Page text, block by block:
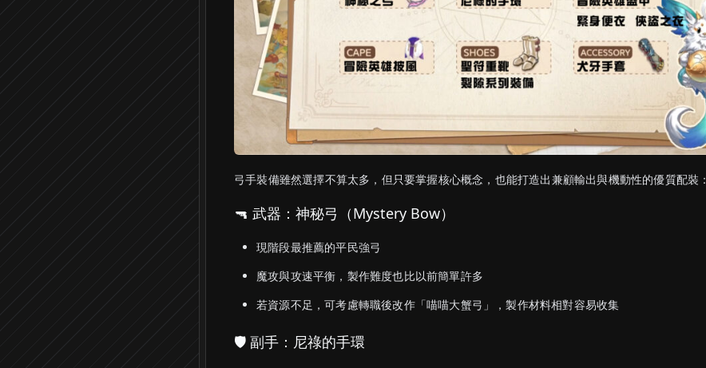
弓手裝備雖然選擇不算太多，但只要掌握核心概念，也能打造出兼顧輸出與機動性的優質配裝：
🔫 武器：神秘弓（Mystery Bow）
現階段最推薦的平民強弓
魔攻與攻速平衡，製作難度也比以前簡單許多
若資源不足，可考慮轉職後改作「喵喵大蟹弓」，製作材料相對容易收集
🛡️ 副手：尼祿的手環